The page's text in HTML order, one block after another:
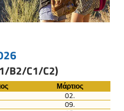
B2/C1/C2)
Μάρτιος
02.
09.